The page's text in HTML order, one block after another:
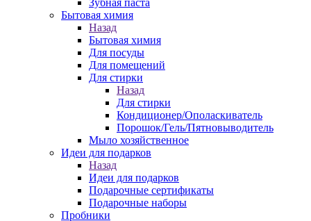
Зубная паста
Бытовая химия
Назад
Бытовая химия
Для посуды
Для помещений
Для стирки
Назад
Для стирки
Кондиционер/Ополаскиватель
Порошок/Гель/Пятновыводитель
Мыло хозяйственное
Идеи для подарков
Назад
Идеи для подарков
Подарочные сертификаты
Подарочные наборы
Пробники